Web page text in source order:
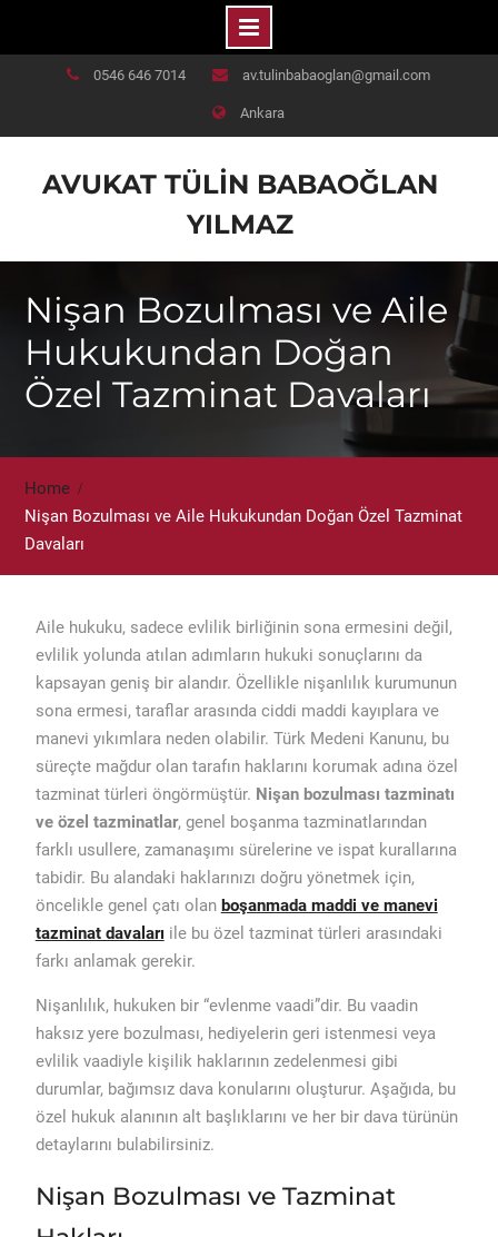
0546 646 7014 av.tulinbabaoglan@gmail.com
Ankara
AVUKAT TÜLIN BABAOĞLAN
YILMAZ
Nişan Bozulması ve Aile
Hukukundan Doğan
Özel Tazminat Davaları
Home
Nişan Bozulması ve Aile Hukukundan Doğan Özel Tazminat
Davaları
Aile hukuku, sadece evlilik birliğinin sona ermesini değil,
evlilik yolunda atılan adımların hukuki sonuçlarını da
kapsayan geniş bir alandır. Özellikle nişanlılık kurumunun
sona ermesi, taraflar arasında ciddi maddi kayıplara ve
manevi yıkımlara neden olabilir. Türk Medeni Kanunu, bu
süreçte mağdur olan tarafın haklarını korumak adına özel
tazminat türleri öngörmüştür. Nişan bozulması tazminatı
ve özel tazminatlar, genel boşanma tazminatlarından
farklı usullere, zamanaşımı sürelerine ve ispat kurallarına
tabidir. Bu alandaki haklarınızı doğru yönetmek için,
öncelikle genel çatı olan boşanmada maddi ve manevi
tazminat davaları ile bu özel tazminat türleri arasındaki
farkı anlamak gerekir.
Nişanlılık, hukuken bir “evlenme vaadi”dir. Bu vaadin
haksız yere bozulması, hediyelerin geri istenmesi veya
evlilik vaadiyle kişilik haklarının zedelenmesi gibi
durumlar, bağımsız dava konularını oluşturur. Aşağıda, bu
özel hukuk alanının alt başlıklarını ve her bir dava türünün
detaylarını bulabilirsiniz.
Nişan Bozulması ve Tazminat